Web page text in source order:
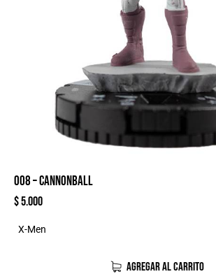
008 – CANNONBALL
$5.000
X-Men
AGREGAR AL CARRITO